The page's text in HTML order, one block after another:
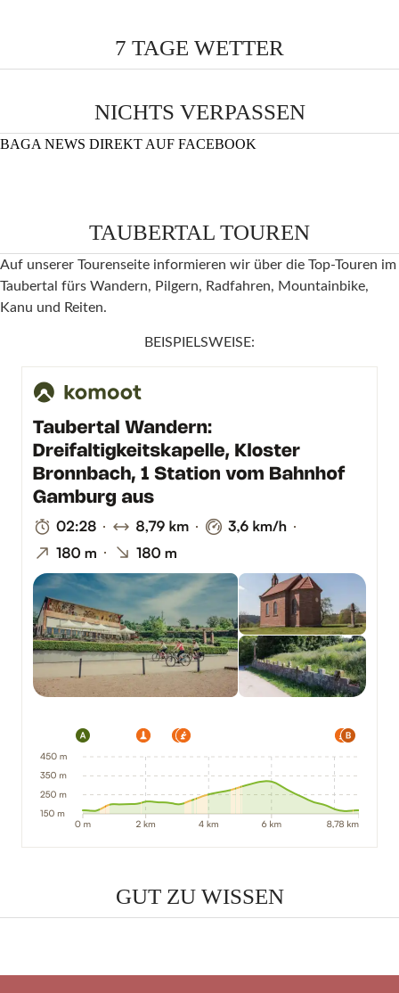
7 TAGE WETTER
NICHTS VERPASSEN
BAGA NEWS DIREKT AUF FACEBOOK
TAUBERTAL TOUREN
Auf unserer Tourenseite informieren wir über die Top-Touren im
Taubertal fürs Wandern, Pilgern, Radfahren, Mountainbike,
Kanu und Reiten.
BEISPIELSWEISE:
GUT ZU WISSEN